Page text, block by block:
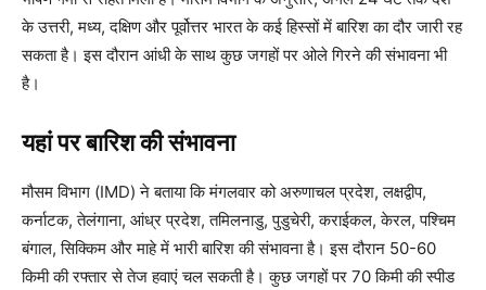
के उत्तरी, मध्य, दक्षिण और पूर्वोत्तर भारत के कई हिस्सों में बारिश का दौर जारी रह
सकता है। इस दौरान आंधी के साथ कुछ जगहों पर ओले गिरने की संभावना भी
है।
यहां पर बारिश की संभावना
मौसम विभाग (IMD) ने बताया कि मंगलवार को अरुणाचल प्रदेश, लक्षद्वीप,
कर्नाटक, तेलंगाना, आंध्र प्रदेश, तमिलनाडु, पुडुचेरी, कराईकल, केरल, पश्चिम
बंगाल, सिक्किम और माहे में भारी बारिश की संभावना है। इस दौरान 50-60
किमी की रफ्तार से तेज हवाएं चल सकती है। कुछ जगहों पर 70 किमी की स्पीड